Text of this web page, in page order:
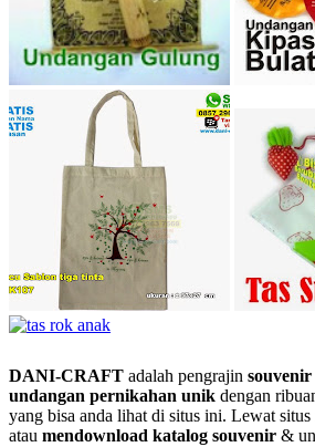
DANI-CRAFT adalah pengrajin
undangan pernikahan unik dengan
yang bisa anda lihat di situs ini. Lewat
atau mendownload katalog souvenir &